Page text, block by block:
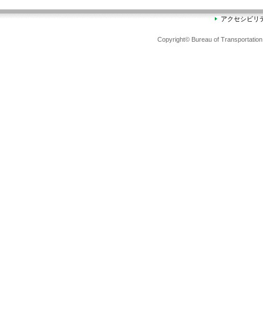
アクセシビリ
Copyright© Bureau of